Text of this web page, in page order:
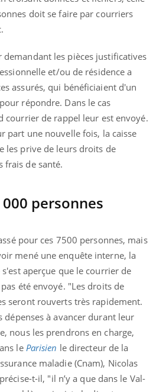
doit se faire par courriers
les pièces justificatives
et/ou de résidence a
assurés, qui bénéficiaient d'un
répondre. Dans le cas
courrier de rappel leur est envoyé.
part une nouvelle fois, la caisse
les prive de leurs droits de
frais de santé.
personnes
pour ces 7500 personnes, mais
mené une enquête interne, la
s'est aperçue que le courrier de
été envoyé. "Les droits de
seront rouverts très rapidement.
dépenses à avancer durant leur
nous les prendrons en charge,
le Parisien le directeur de la
maladie (Cnam), Nicolas
t-il, "il n’y a que dans le Val-